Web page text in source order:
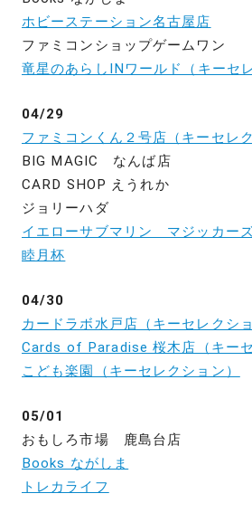
ホビーステーション名古屋店
ファミコンショップゲームワン
竜星のあらしINワールド（キーセ
04/29
ファミコンくん２号店（キーセレ
BIG MAGIC なんば店
CARD SHOP えうれか
ジョリーハダ
イエローサブマリン マジッカー
睦月杯
04/30
カードラボ水戸店（キーセレクショ
Cards of Paradise 桜木店（キーセ
こども楽園（キーセレクション）
05/01
おもしろ市場 鹿島台店
Books ながしま
トレカライフ